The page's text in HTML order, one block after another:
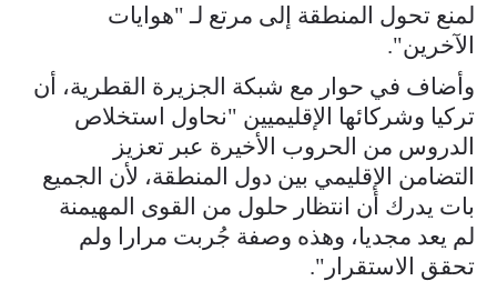
لمنع تحول المنطقة إلى مرتع لـ "هوايات
الآخرين".
وأضاف في حوار مع شبكة الجزيرة القطرية، أن
تركيا وشركائها الإقليميين "نحاول استخلاص
الدروس من الحروب الأخيرة عبر تعزيز
التضامن الإقليمي بين دول المنطقة، لأن الجميع
بات يدرك أن انتظار حلول من القوى المهيمنة
لم يعد مجديا، وهذه وصفة جُربت مرارا ولم
تحقق الاستقرار".